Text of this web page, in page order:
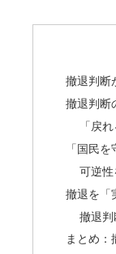
撤退判断
撤退判断
「戻
「国民
可逆
撤退を「
撤退
まとめ：